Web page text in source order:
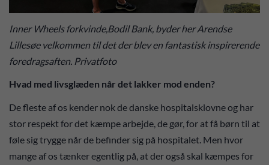
Inner Wheels forkvinde,Bodil Bank, byder her Arendse
Lillesøe velkommen til det der blev en fantastisk inspirerende
foredragsaften. Privatfoto
Hvad med livsglæden når det lakker mod enden?
De fleste af os kender nok de danske hospitalsklovne og har
stor respekt for det kæmpe arbejde, de gør, for at få børn til at
føle sig trygge når de befinder sig på hospitalet. Men hvor
mange af os tænker egentlig på, at der også skal kæmpes for